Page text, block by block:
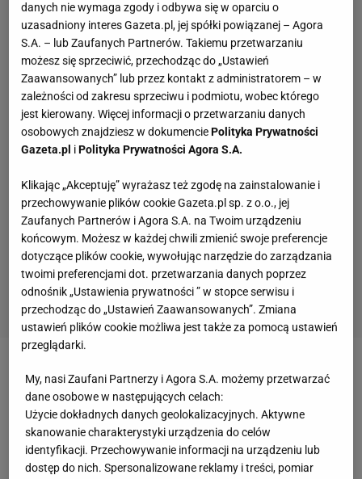
Zobacz wideoKosecki nie dowierza: Jak można za
niego zapłacić 100 baniek?! [To jest Sport.pl]
Szykuje się wielki transfer z I ligi. Amerykanie są
zdeterminowani
danych nie wymaga zgody i odbywa się w oparciu o
uzasadniony interes Gazeta.pl, jej spółki powiązanej – Agora
S.A. – lub Zaufanych Partnerów. Takiemu przetwarzaniu
możesz się sprzeciwić, przechodząc do „Ustawień
Zaawansowanych” lub przez kontakt z administratorem – w
zależności od zakresu sprzeciwu i podmiotu, wobec którego
jest kierowany. Więcej informacji o przetwarzaniu danych
osobowych znajdziesz w dokumenciePolityka Prywatności
Gazeta.pl iPolityka Prywatności Agora S.A.
Klikając „Akceptuję” wyrażasz też zgodę na zainstalowanie i
przechowywanie plików cookie Gazeta.pl sp. z o.o., jej
Zaufanych Partnerów i Agora S.A. na Twoim urządzeniu
końcowym. Możesz w każdej chwili zmienić swoje preferencje
dotyczące plików cookie, wywołując narzędzie do zarządzania
twoimi preferencjami dot. przetwarzania danych poprzez
odnośnik „Ustawienia prywatności ” w stopce serwisu i
przechodząc do „Ustawień Zaawansowanych”. Zmiana
ustawień plików cookie możliwa jest także za pomocą ustawień
przeglądarki.
My, nasi Zaufani Partnerzy i Agora S.A. możemy przetwarzać
dane osobowe w następujących celach:
Użycie dokładnych danych geolokalizacyjnych. Aktywne
skanowanie charakterystyki urządzenia do celów
identyfikacji. Przechowywanie informacji na urządzeniu lub
dostęp do nich. Spersonalizowane reklamy i treści, pomiar